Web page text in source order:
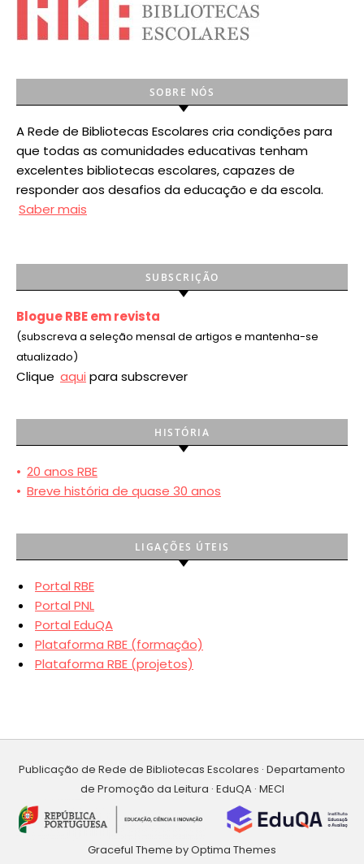
SOBRE NÓS
A Rede de Bibliotecas Escolares cria condições para
que todas as comunidades educativas tenham
excelentes bibliotecas escolares, capazes de
responder aos desafios da educação e da escola.
Saber mais
SUBSCRIÇÃO
Blogue RBE em revista
(subscreva a seleção mensal de artigos e mantenha-se
atualizado)
Clique aqui para subscrever
HISTÓRIA
• 20 anos RBE
• Breve história de quase 30 anos
LIGAÇÕES ÚTEIS
Portal RBE
Portal PNL
Portal EduQA
Plataforma RBE (formação)
Plataforma RBE (projetos)
Publicação de Rede de Bibliotecas Escolares · Departamento
de Promoção da Leitura · EduQA · MECI
Graceful Theme byOptima Themes